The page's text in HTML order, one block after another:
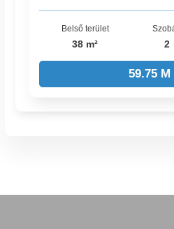
Belső terület
38 m² 2
59.75 M